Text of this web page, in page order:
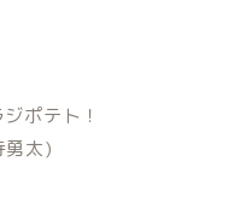
ポテト！
勇太)